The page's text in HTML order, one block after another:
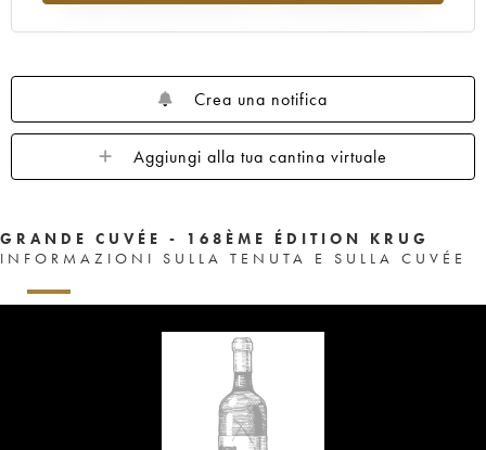
Crea una notifica
Aggiungi alla tua cantina virtuale
GRANDE CUVÉE - 168ÈME ÉDITION KRUG
INFORMAZIONI SULLA TENUTA E SULLA CUVÉE